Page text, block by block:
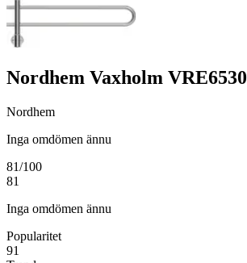
Nordhem Vaxholm VRE6530
Nordhem
Inga omdömen ännu
81/100
81
Inga omdömen ännu
Popularitet
91